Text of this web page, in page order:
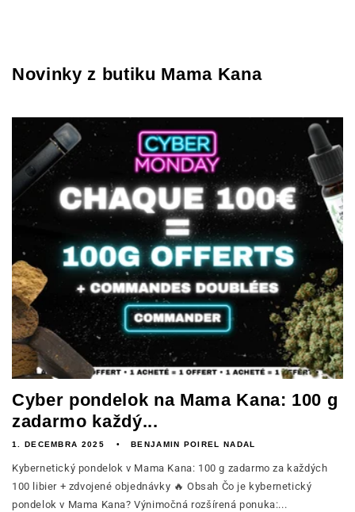
Novinky z butiku Mama Kana
Cyber pondelok na Mama Kana: 100 g
zadarmo každý...
1. DECEMBRA 2025 BENJAMIN POIREL NADAL
Kybernetický pondelok v Mama Kana: 100 g zadarmo za každých
100 libier + zdvojené objednávky 🔥 Obsah Čo je kybernetický
pondelok v Mama Kana? Výnimočná rozšírená ponuka:...